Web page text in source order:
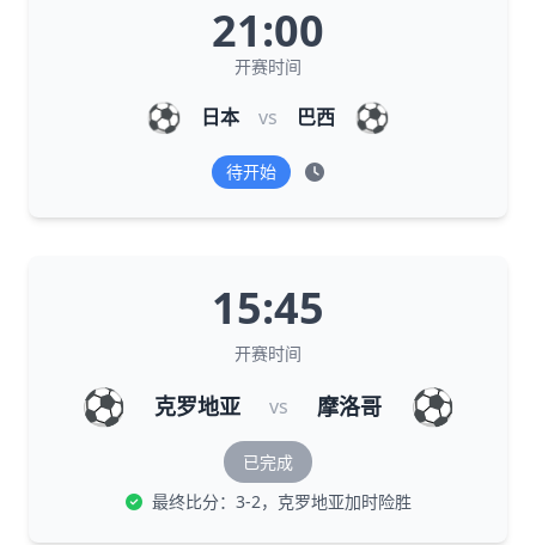
21:00
开赛时间
⚽ 日本 vs 巴西 ⚽
待开始
15:45
开赛时间
⚽ 克罗地亚 vs 摩洛哥 ⚽
已完成
最终比分：3-2，克罗地亚加时险胜